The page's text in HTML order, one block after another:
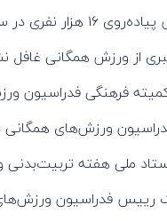
رییس فدراسیون ورزش‌های همگانی
از ورزش همگانی غافل
فرهنگی فدراسیون
ورزش‌های
ملی هفته
فدراسیون ورزش‌های